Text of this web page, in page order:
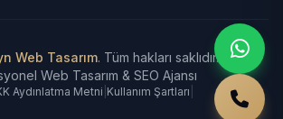
Web Tasarım. Tüm hakları saklıdır.
|
Web Tasarım & SEO Ajansı
Aydınlatma Metni Kullanım Şartları